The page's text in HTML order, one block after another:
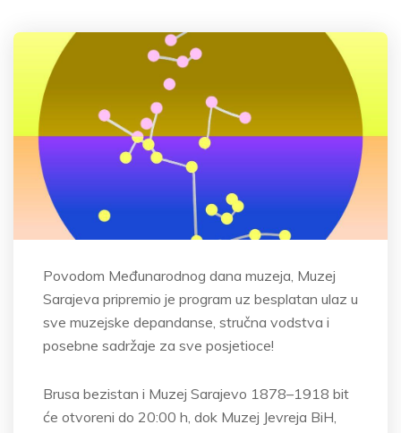
Povodom Međunarodnog dana muzeja, Muzej
Sarajeva pripremio je program uz besplatan ulaz u
sve muzejske depandanse, stručna vodstva i
posebne sadržaje za sve posjetioce!
Brusa bezistan i Muzej Sarajevo 1878–1918 bit
će otvoreni do 20:00 h, dok Muzej Jevreja BiH,